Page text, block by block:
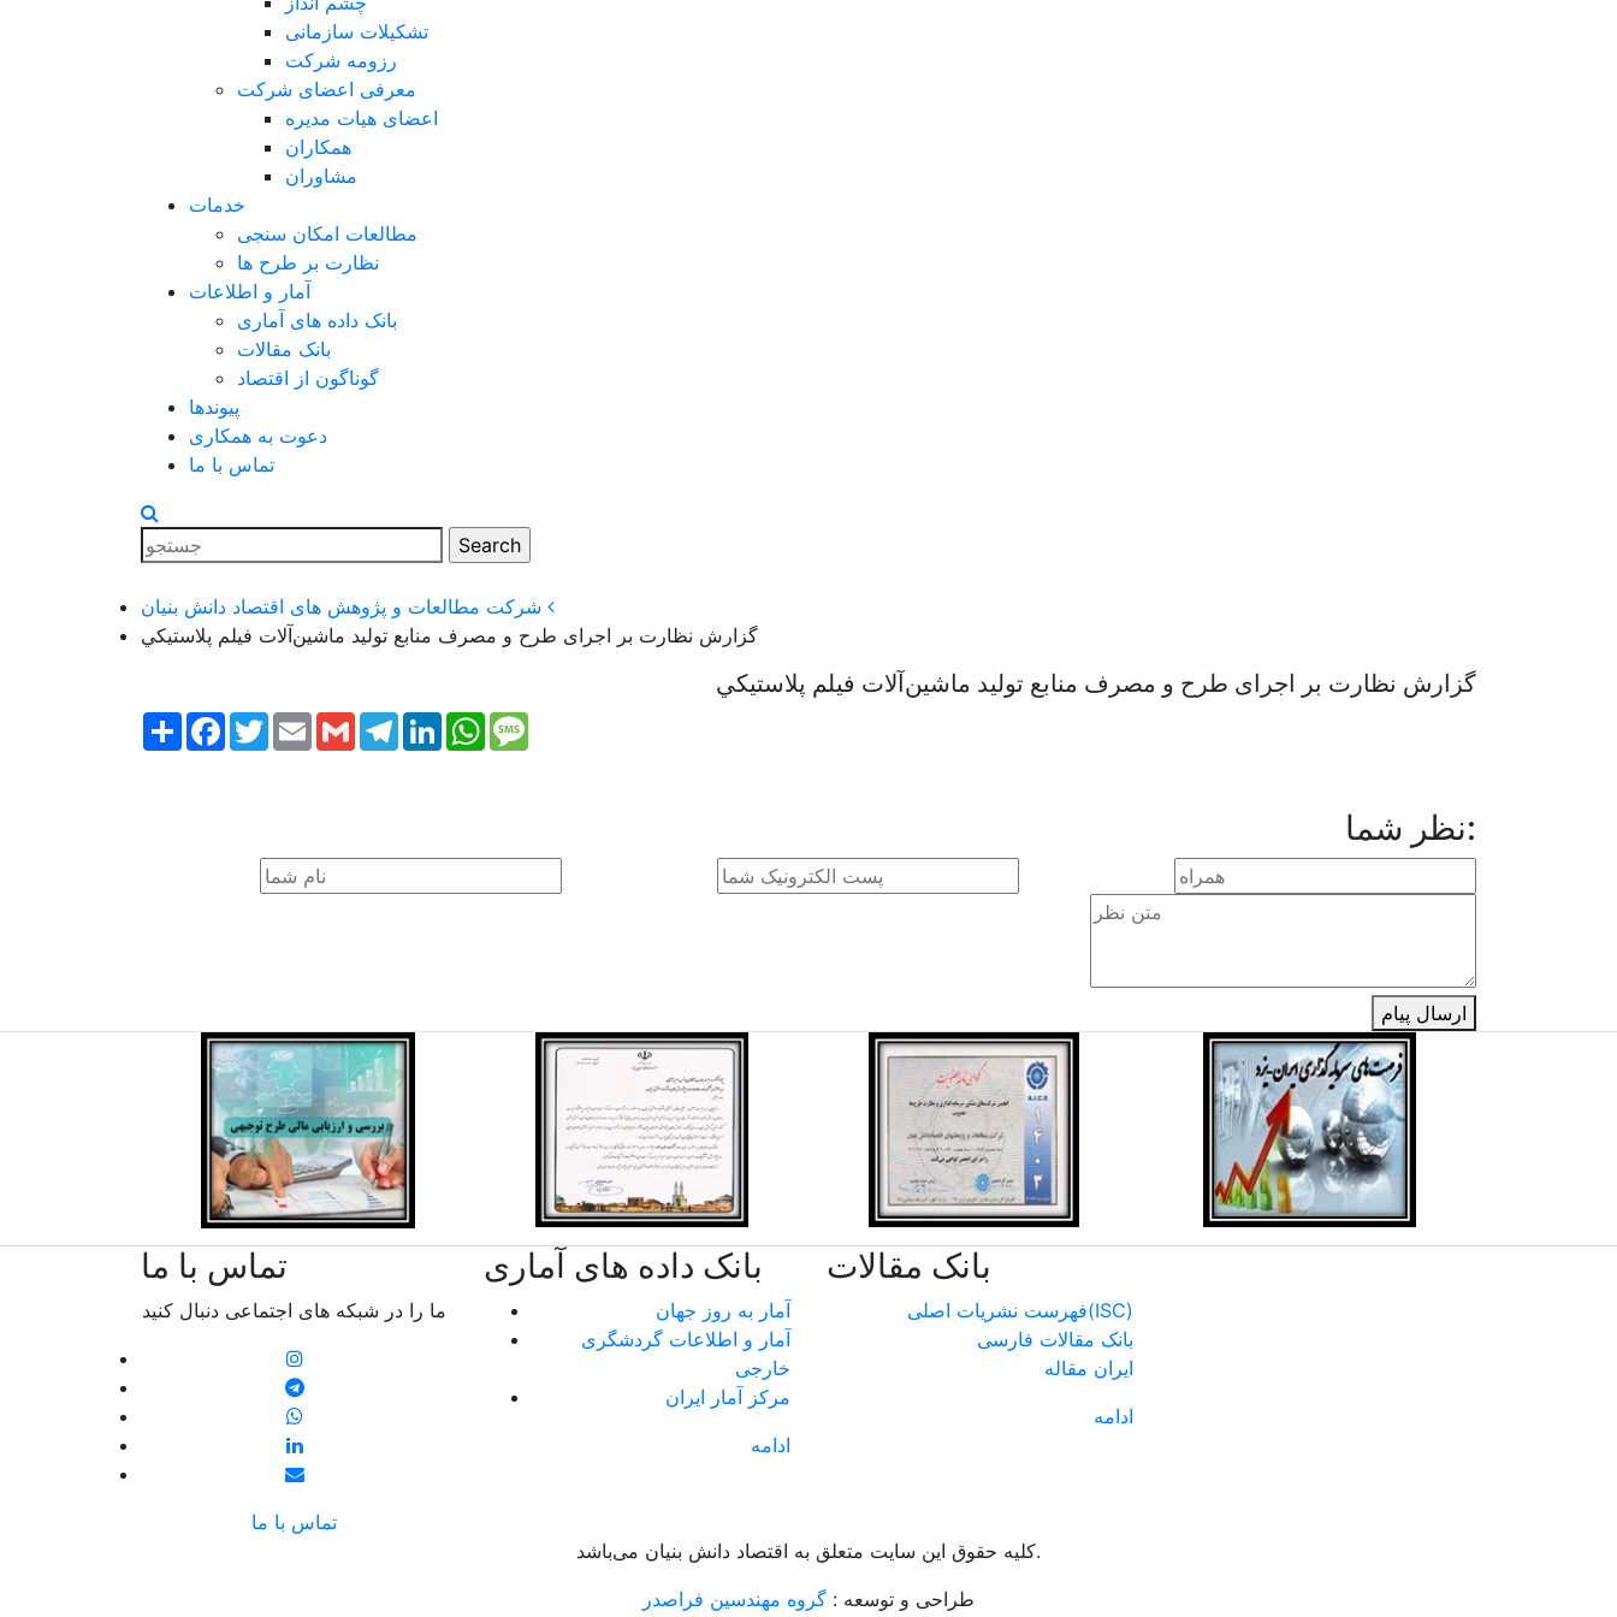
تشکیلات سازمانی
رزومه شرکت
معرفی اعضای شرکت
اعضای هیات مدیره
همکاران
مشاوران
خدمات
مطالعات امکان سنجی
نظارت بر طرح ها
آمار و اطلاعات
بانک داده های آماری
بانک مقالات
گوناگون از اقتصاد
پیوندها
دعوت به همکاری
تماس با ما
گزارش نظارت بر اجرای طرح و مصرف منابع توليد ماشين‌آلات فيلم پلاستيکي
گزارش نظارت بر اجرای طرح و مصرف منابع توليد ماشين‌آلات فيلم پلاستيکي
ShareFacebook
TwitterEmailGmailTelegramLinkedInWhatsApp
نظر شما:
ارسال پیام
تماس با ما
ما را در شبکه های اجتماعی دنبال کنید
تماس با ما
بانک داده های آماری
آمار به روز جهان
آمار و اطلاعات گردشگری
خارجی
مرکز آمار ایران
ادامه
بانک مقالات
فهرست نشریات اصلی(ISC)
بانک مقالات فارسی
ایران مقاله
ادامه
کليه حقوق اين سايت متعلق به اقتصاد دانش بنيان می‌باشد.
طراحی و توسعه : گروه مهندسین فراصدر